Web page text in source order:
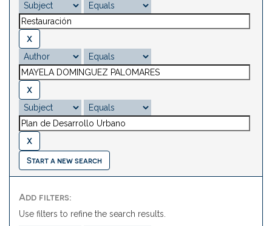
Start a new search
Add filters:
Use filters to refine the search results.